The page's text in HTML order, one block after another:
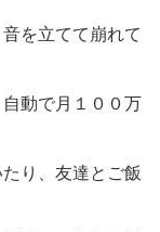
を立てて崩れて
動で月１００万
り、友達とご飯